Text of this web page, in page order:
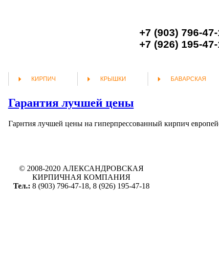
+7 (903) 796-
+7 (926) 195-
КИРПИЧ КРЫШКИ БАВАРСКАЯ
Гарантия лучшей цены
Гарнтия лучшей цены на гиперпрессованный кирпич
© 2008-2020 АЛЕКСАНДРОВСКАЯ
КИРПИЧНАЯ КОМПАНИЯ
Тел.: 8 (903) 796-47-18, 8 (926) 195-47-18